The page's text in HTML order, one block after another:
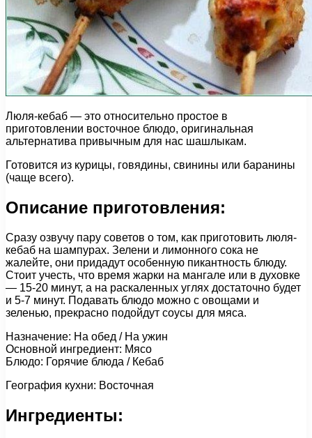
Люля-кебаб — это относительно простое в
приготовлении восточное блюдо, оригинальная
альтернатива привычным для нас шашлыкам.
Готовится из курицы, говядины, свинины или баранины
(чаще всего).
Описание приготовления:
Сразу озвучу пару советов о том, как приготовить люля-
кебаб на шампурах. Зелени и лимонного сока не
жалейте, они придадут особенную пикантность блюду.
Стоит учесть, что время жарки на мангале или в духовке
— 15-20 минут, а на раскаленных углях достаточно будет
и 5-7 минут. Подавать блюдо можно с овощами и
зеленью, прекрасно подойдут соусы для мяса.
Назначение: На обед / На ужин
Основной ингредиент: Мясо
Блюдо: Горячие блюда / Кебаб
География кухни: Восточная
Ингредиенты: